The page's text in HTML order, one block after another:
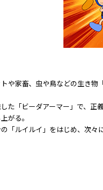
や家畜、虫や鳥などの生き
た「ビーダアーマー」で、
がる。
「ルイルイ」をはじめ、次